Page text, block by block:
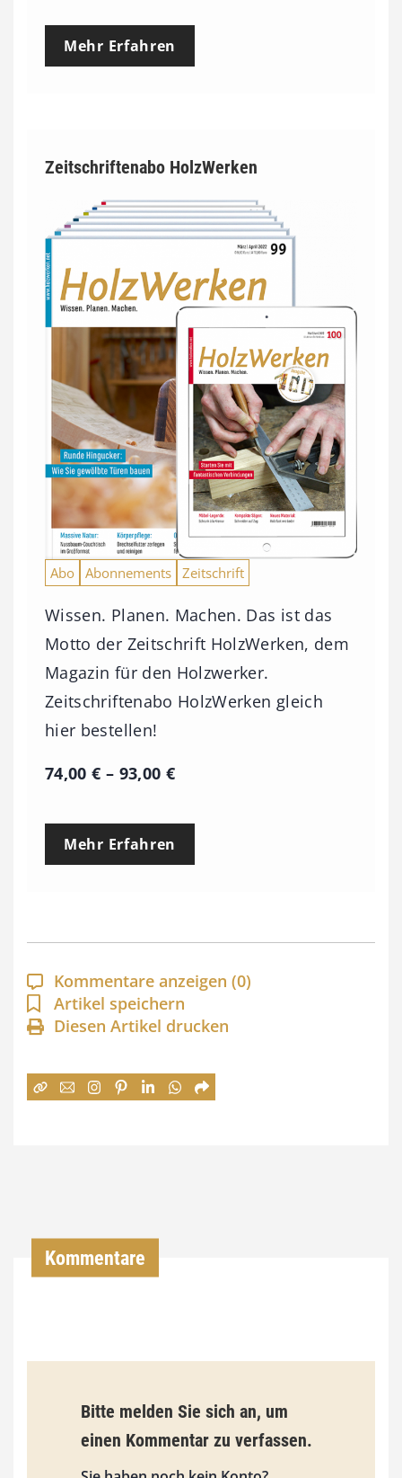
Mehr Erfahren
Zeitschriftenabo HolzWerken
Abo Abonnements Zeitschrift
Wissen. Planen. Machen. Das ist das
Motto der Zeitschrift HolzWerken, dem
Magazin für den Holzwerker.
Zeitschriftenabo HolzWerken gleich
hier bestellen!
74,00€ – 93,00 €P
e
p
a
n
n
:
9
3
Mehr Erfahren
Kommentare anzeigen (0)
Artikel speichern
Diesen Artikel drucken
Kommentare
Bitte melden Sie sich an, um
einen Kommentar zu verfassen.